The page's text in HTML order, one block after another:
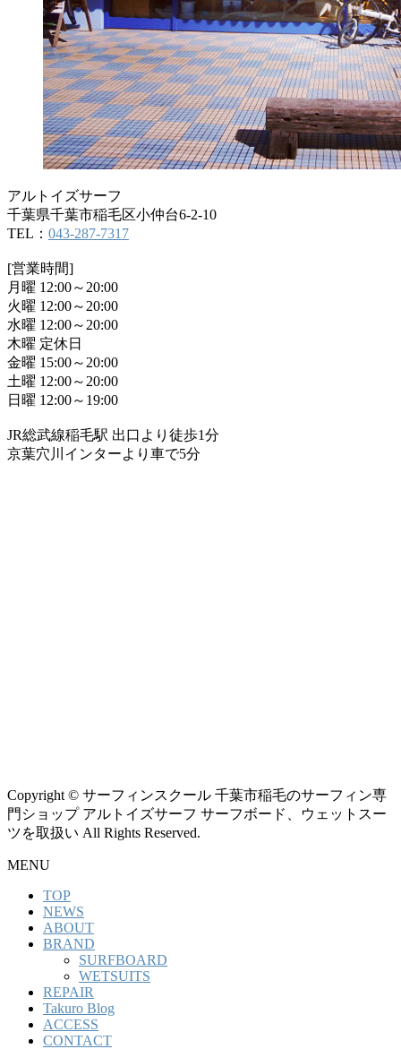
アルトイズサーフ
千葉県千葉市稲毛区小仲台6-2-10
TEL： 043-287-7317
[営業時間]
月曜 12:00～20:00
火曜 12:00～20:00
水曜 12:00～20:00
木曜 定休日
金曜 15:00～20:00
土曜 12:00～20:00
日曜 12:00～19:00
JR総武線稲毛駅 出口より徒歩1分
京葉穴川インターより車で5分
Copyright © サーフィンスクール 千葉市稲毛のサーフィン専
門ショップ アルトイズサーフ サーフボード、ウェットスー
ツを取扱い All Rights Reserved.
MENU
TOP
NEWS
ABOUT
BRAND
SURFBOARD
WETSUITS
REPAIR
Takuro Blog
ACCESS
CONTACT